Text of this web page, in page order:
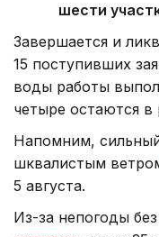
шести
Завершается и
15 поступивших
воды работы
четыре остаются в
Напомним,
шквалистым
5 августа.
Из-за непогоды